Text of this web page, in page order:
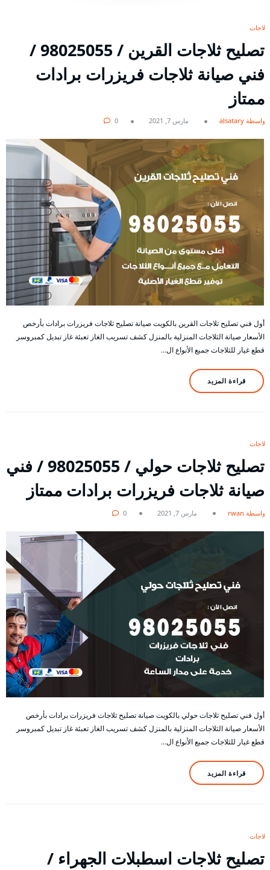
ثلاجات
تصليح ثلاجات القرين / 98025055 /
فني صيانة ثلاجات فريزرات برادات
ممتاز
بواسطة alsatary مارس 7, 2021 0
أول فني تصليح ثلاجات القرين بالكويت صيانة تصليح ثلاجات فريزرات برادات بأرخص
الأسعار صيانة الثلاجات المنزلية بالمنزل كشف تسريب الغاز تعبئة غاز تبديل كمبروسر
قطع غيار للثلاجات جميع الأنواع ال…
قراءة المزيد
ثلاجات
تصليح ثلاجات حولي / 98025055 / فني
صيانة ثلاجات فريزرات برادات ممتاز
بواسطة rwan مارس 7, 2021 0
أول فني تصليح ثلاجات حولي بالكويت صيانة تصليح ثلاجات فريزرات برادات بأرخص
الأسعار صيانة الثلاجات المنزلية بالمنزل كشف تسريب الغاز تعبئة غاز تبديل كمبروسر
قطع غيار للثلاجات جميع الأنواع ال…
قراءة المزيد
ثلاجات
تصليح ثلاجات اسطبلات الجهراء /